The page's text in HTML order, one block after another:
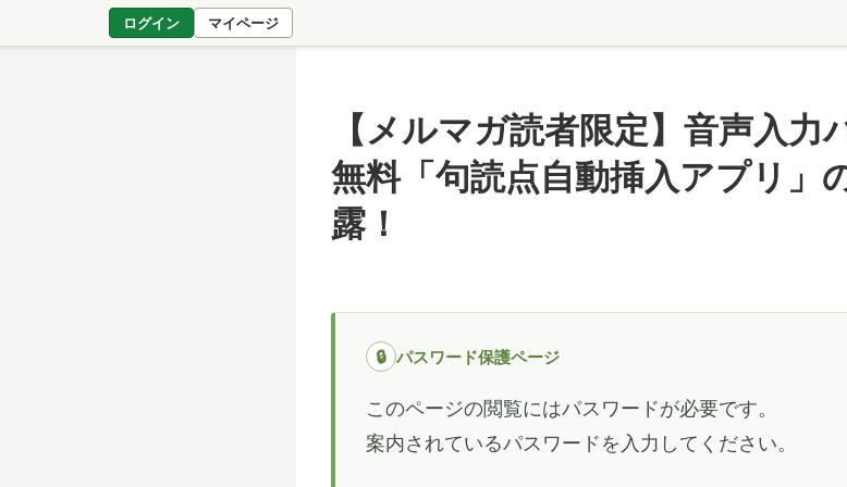
ログイン マイページ
【メルマガ読者限定】音声入力
無料「句読点自動挿入アプリ」
露！
🔒 パスワード保護ページ
このページの閲覧にはパスワードが必要です。
案内されているパスワードを入力してください。